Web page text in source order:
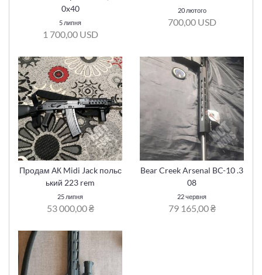
0x40
5 липня
1 700,00 USD
20 лютого
700,00 USD
Продам АК Midi Jack польс
ький 223 rem
25 липня
53 000,00 ₴
Bear Creek Arsenal BC-10 .3
08
22 червня
79 165,00 ₴